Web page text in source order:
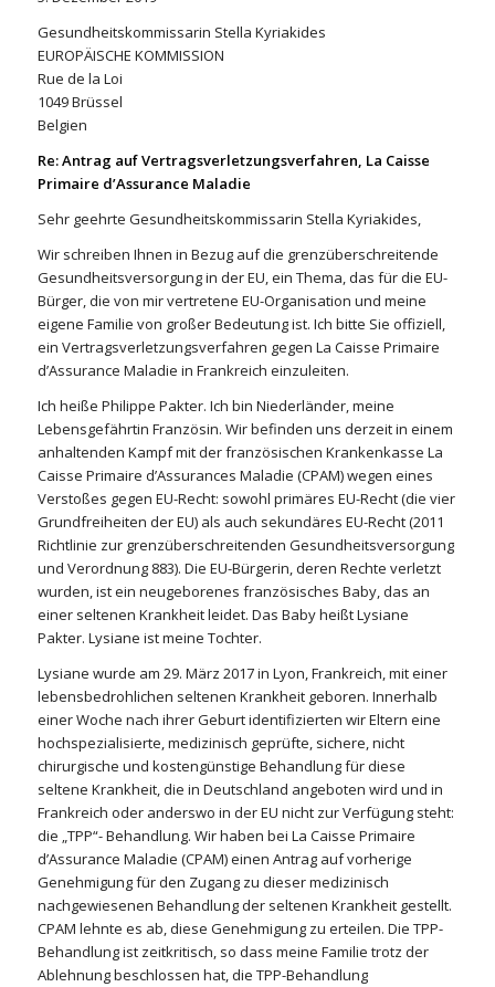
Gesundheitskommissarin Stella Kyriakides
EUROPÄISCHE KOMMISSION
Rue de la Loi
1049 Brüssel
Belgien
Re: Antrag auf Vertragsverletzungsverfahren, La Caisse
Primaire d’Assurance Maladie
Sehr geehrte Gesundheitskommissarin Stella Kyriakides,
Wir schreiben Ihnen in Bezug auf die grenzüberschreitende
Gesundheitsversorgung in der EU, ein Thema, das für die EU-
Bürger, die von mir vertretene EU-Organisation und meine
eigene Familie von großer Bedeutung ist. Ich bitte Sie offiziell,
ein Vertragsverletzungsverfahren gegen La Caisse Primaire
d’Assurance Maladie in Frankreich einzuleiten.
Ich heiße Philippe Pakter. Ich bin Niederländer, meine
Lebensgefährtin Französin. Wir befinden uns derzeit in einem
anhaltenden Kampf mit der französischen Krankenkasse La
Caisse Primaire d’Assurances Maladie (CPAM) wegen eines
Verstoßes gegen EU-Recht: sowohl primäres EU-Recht (die vier
Grundfreiheiten der EU) als auch sekundäres EU-Recht (2011
Richtlinie zur grenzüberschreitenden Gesundheitsversorgung
und Verordnung 883). Die EU-Bürgerin, deren Rechte verletzt
wurden, ist ein neugeborenes französisches Baby, das an
einer seltenen Krankheit leidet. Das Baby heißt Lysiane
Pakter. Lysiane ist meine Tochter.
Lysiane wurde am 29. März 2017 in Lyon, Frankreich, mit einer
lebensbedrohlichen seltenen Krankheit geboren. Innerhalb
einer Woche nach ihrer Geburt identifizierten wir Eltern eine
hochspezialisierte, medizinisch geprüfte, sichere, nicht
chirurgische und kostengünstige Behandlung für diese
seltene Krankheit, die in Deutschland angeboten wird und in
Frankreich oder anderswo in der EU nicht zur Verfügung steht:
die „TPP“- Behandlung. Wir haben bei La Caisse Primaire
d’Assurance Maladie (CPAM) einen Antrag auf vorherige
Genehmigung für den Zugang zu dieser medizinisch
nachgewiesenen Behandlung der seltenen Krankheit gestellt.
CPAM lehnte es ab, diese Genehmigung zu erteilen. Die TPP-
Behandlung ist zeitkritisch, so dass meine Familie trotz der
Ablehnung beschlossen hat, die TPP-Behandlung